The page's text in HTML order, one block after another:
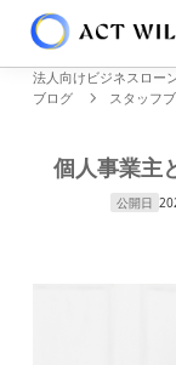
法人向けビジネスロー
ブログ
スタッフ
個人事業主
公開日